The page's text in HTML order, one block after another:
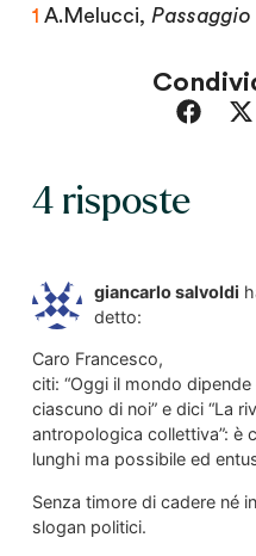
1 A.Melucci, Passaggio
4 risposte
giancarlo salvoldi
detto:
Caro Francesco,
citi: “Oggi il mondo
ciascuno di noi” e dici “La
antropologica collettiva”: è
lunghi ma possibile ed
Senza timore di cadere né
slogan politici.